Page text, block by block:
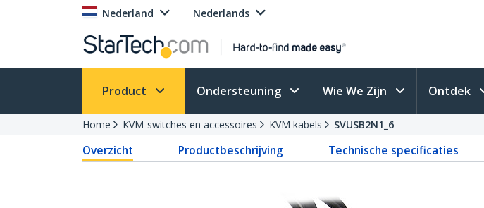
Nederland Nederlands
Product Ondersteuning Wie We Zijn Ontdek
Home KVM-switches en accessoires KVM kabels SVUSB2N1_6
Overzicht Productbeschrijving Technische specificaties